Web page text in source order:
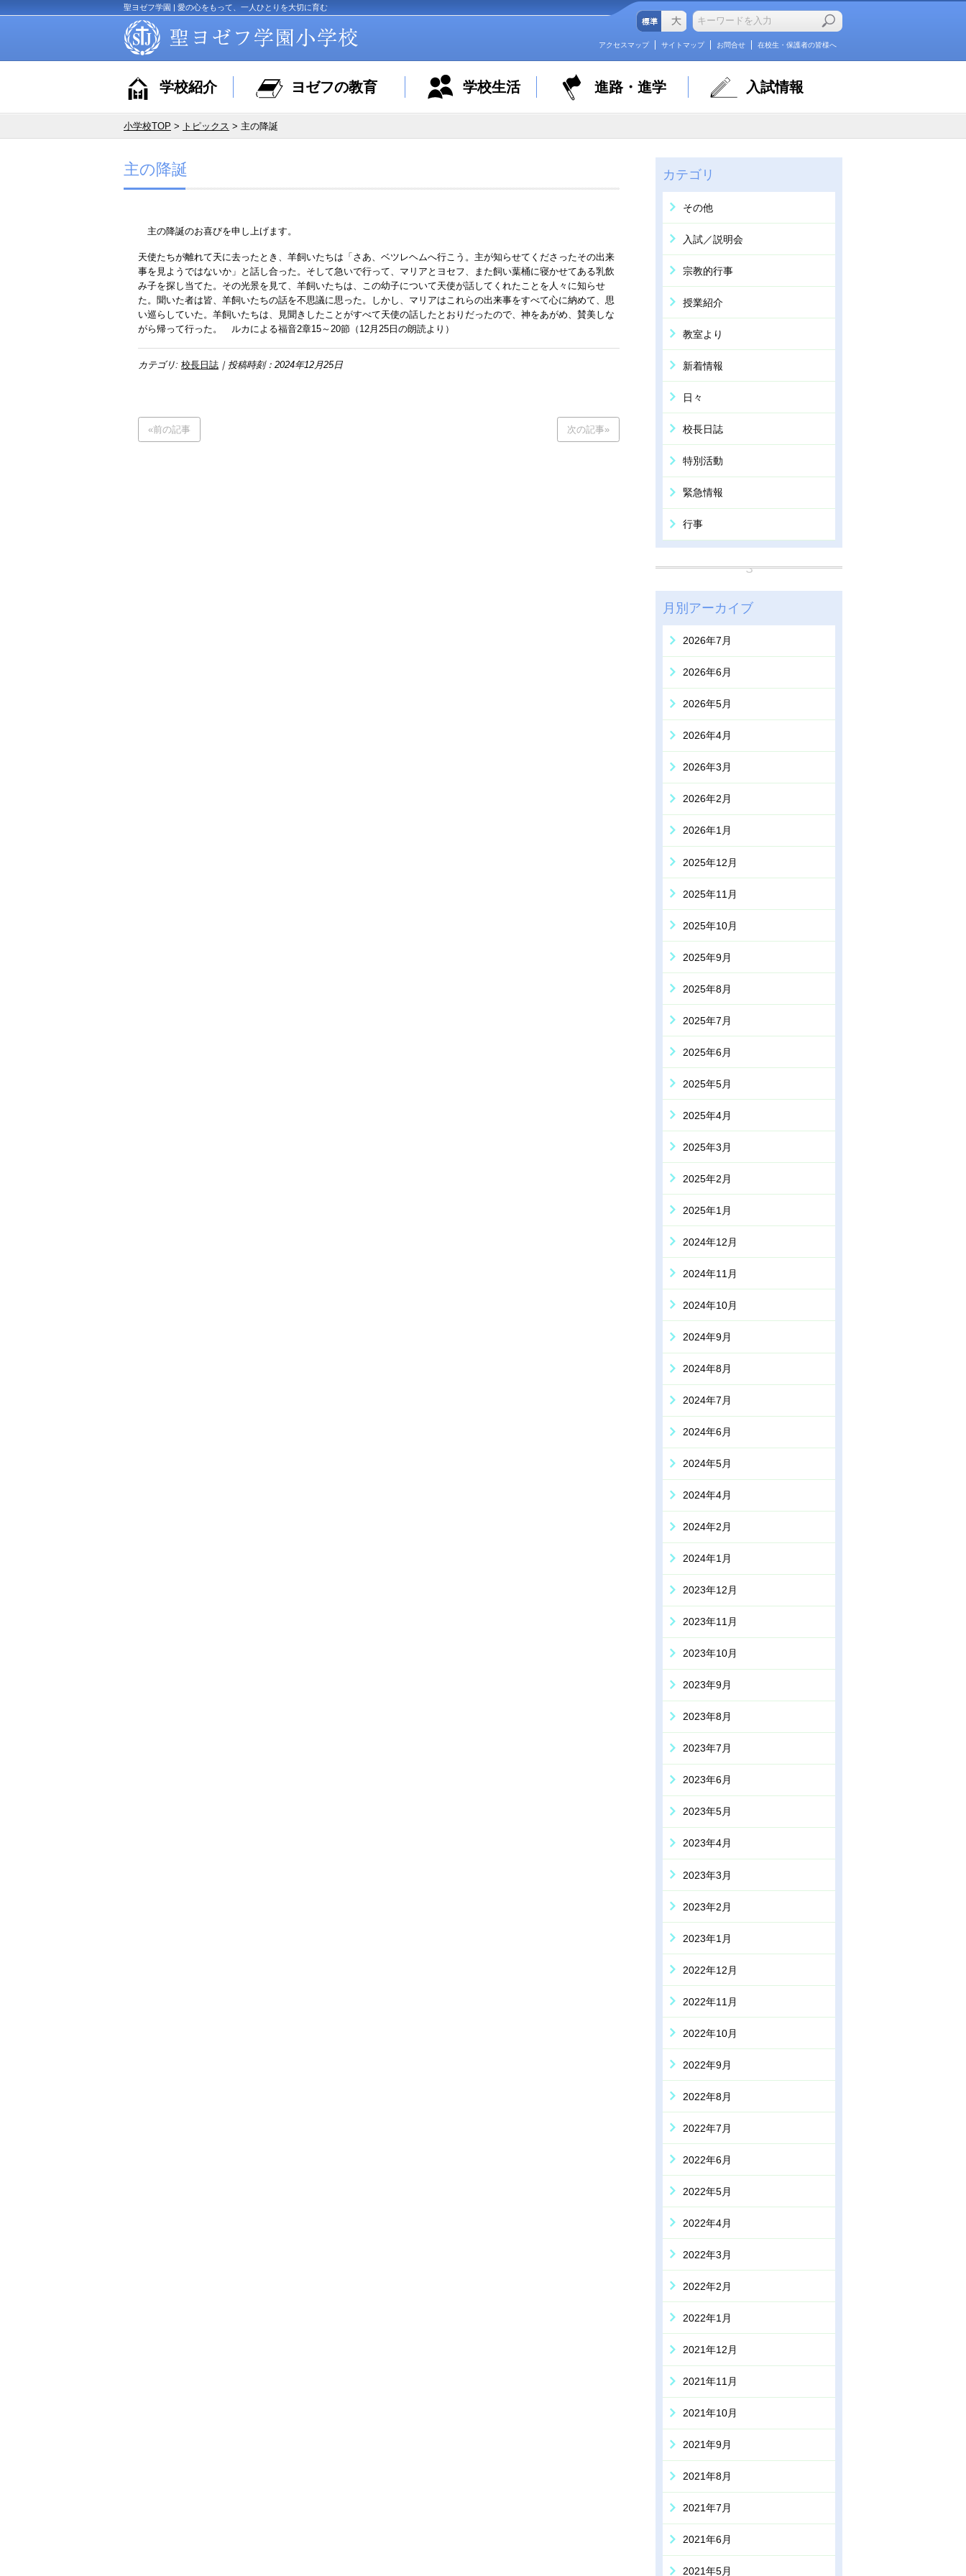
聖ヨゼフ学園 | 愛の心をもって、一人ひとりを大切に育む
アクセスマップ サイトマップ お問合せ 在校生・保護者の皆様へ
学校紹介 ヨゼフの教育 学校生活 進路・進学 入試情報
小学校TOP > トピックス > 主の降誕
主の降誕
主の降誕のお喜びを申し上げます。
天使たちが離れて天に去ったとき、羊飼いたちは「さあ、ベツレヘムへ行こう。主が知らせてくださったその出来
事を見ようではないか」と話し合った。そして急いで行って、マリアとヨセフ、また飼い葉桶に寝かせてある乳飲
み子を探し当てた。その光景を見て、羊飼いたちは、この幼子について天使が話してくれたことを人々に知らせ
た。聞いた者は皆、羊飼いたちの話を不思議に思った。しかし、マリアはこれらの出来事をすべて心に納めて、思
い巡らしていた。羊飼いたちは、見聞きしたことがすべて天使の話したとおりだったので、神をあがめ、賛美しな
がら帰って行った。 ルカによる福音2章15～20節（12月25日の朗読より）
カテゴリ: 校長日誌 ｜投稿時刻：2024年12月25日
«前の記事 次の記事»
カテゴリ
その他
入試／説明会
宗教的行事
授業紹介
教室より
新着情報
日々
校長日誌
特別活動
緊急情報
行事
月別アーカイブ
2026年7月
2026年6月
2026年5月
2026年4月
2026年3月
2026年2月
2026年1月
2025年12月
2025年11月
2025年10月
2025年9月
2025年8月
2025年7月
2025年6月
2025年5月
2025年4月
2025年3月
2025年2月
2025年1月
2024年12月
2024年11月
2024年10月
2024年9月
2024年8月
2024年7月
2024年6月
2024年5月
2024年4月
2024年2月
2024年1月
2023年12月
2023年11月
2023年10月
2023年9月
2023年8月
2023年7月
2023年6月
2023年5月
2023年4月
2023年3月
2023年2月
2023年1月
2022年12月
2022年11月
2022年10月
2022年9月
2022年8月
2022年7月
2022年6月
2022年5月
2022年4月
2022年3月
2022年2月
2022年1月
2021年12月
2021年11月
2021年10月
2021年9月
2021年8月
2021年7月
2021年6月
2021年5月